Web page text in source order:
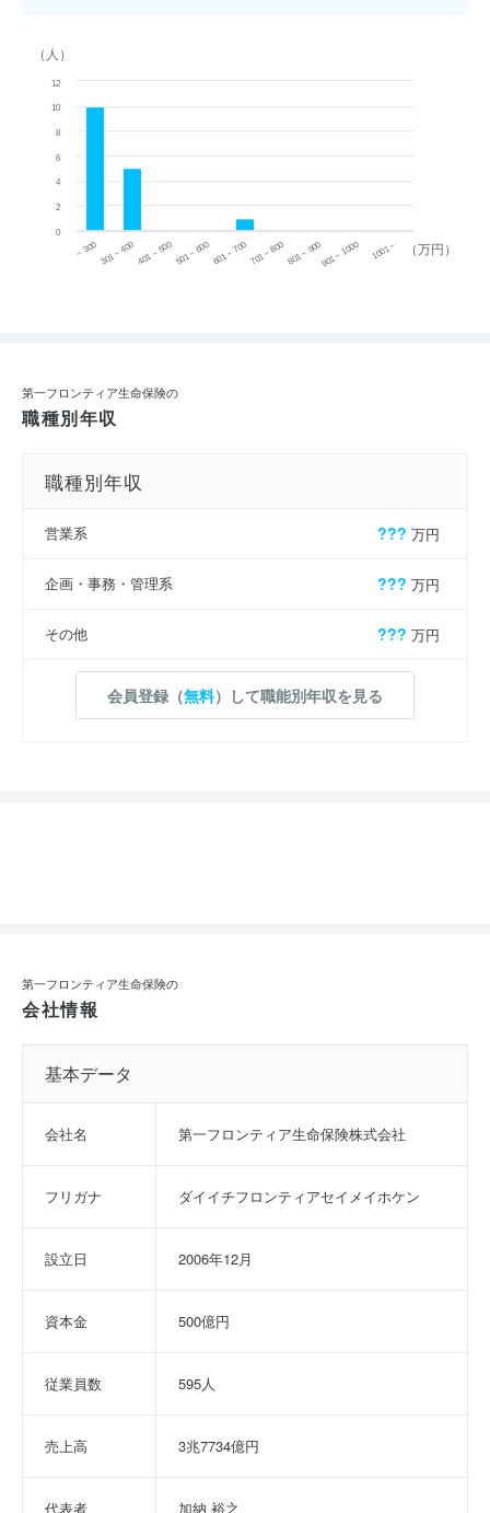
（万円）
（人）
~ 300 301 ~ 400 401 ~ 500501 ~ 600601 ~ 700701 ~ 800801 ~ 900901 ~ 1000 1001 ~
0
2
4
6
8
10
12
第一フロンティア生命保険の
職種別年収
職種別年収
営業系 ??? 万円
企画・事務・管理系 ??? 万円
その他 ??? 万円
会員登録（無料）して職能別年収を見る
第一フロンティア生命保険の
会社情報
基本データ
会社名 第一フロンティア生命保険株式会社
フリガナ ダイイチフロンティアセイメイホケン
設立日 2006年12月
資本金 500億円
従業員数 595人
売上高 3兆7734億円
代表者 加納 裕之